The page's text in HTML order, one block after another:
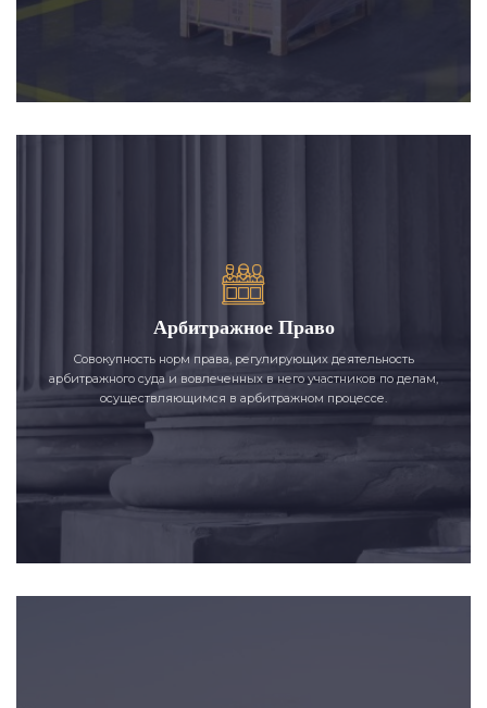
Арбитражное Право
Совокупность норм права, регулирующих деятельность
арбитражного суда и вовлеченных в него участников по делам,
осуществляющимся в арбитражном процессе.